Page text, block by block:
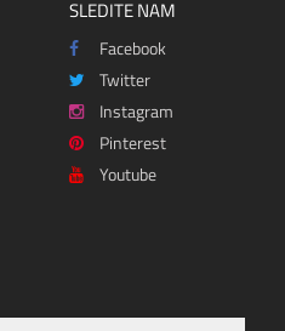
SLEDITE NAM
Facebook
Twitter
Instagram
Pinterest
Youtube